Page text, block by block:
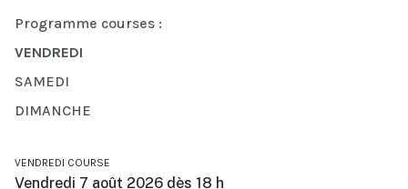
Programme courses :
VENDREDI
SAMEDI
DIMANCHE
VENDREDI COURSE
Vendredi 7 août 2026 dès 18 h